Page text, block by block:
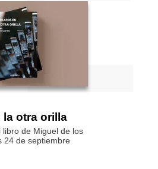
la otra orilla
libro de Miguel de los
24 de septiembre